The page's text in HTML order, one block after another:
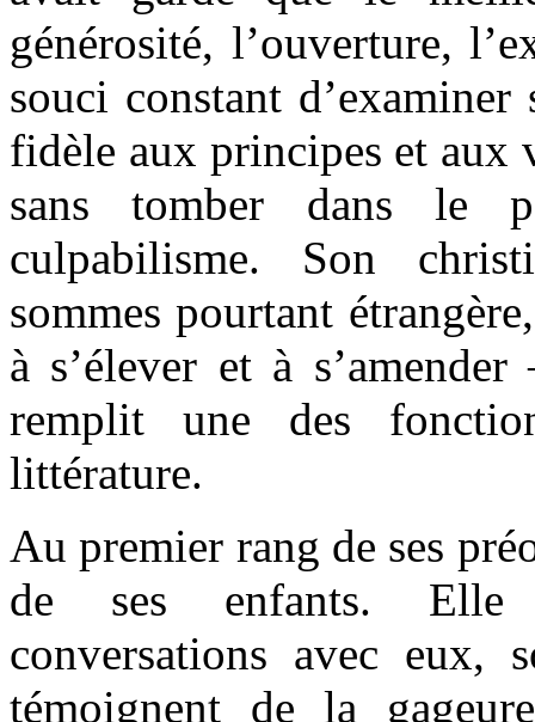
générosité, l’ouverture,
souci constant
fidèle aux principes et aux
sans tomber dans le
culpabilisme. Son
sommes pourtant
à s’élever et à
remplit une des
littérature.
Au premier rang de ses
de ses enfants. Elle
conversations avec eux,
témoignent de la